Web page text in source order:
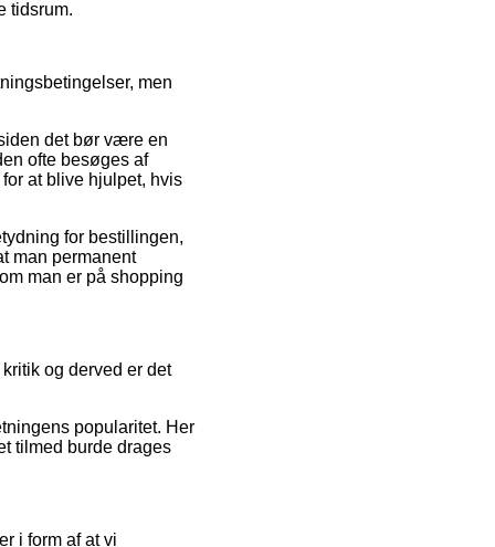
tidsrum.
men
det bør være en
ofte besøges af
at blive hjulpet, hvis
for bestillingen,
man permanent
man er på shopping
og derved er det
popularitet. Her
tilmed burde drages
i form af at vi